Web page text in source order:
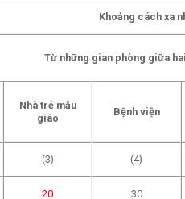
Khoảng cách xa
Từ những gian phòng giữa
Nhà trẻ mẫu
giáo
Bệnh viện
(3) (4)
20 30